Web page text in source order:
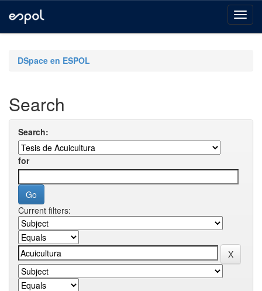
navigationDSpace en ESPOL
Search
Search:
for
Current filters: